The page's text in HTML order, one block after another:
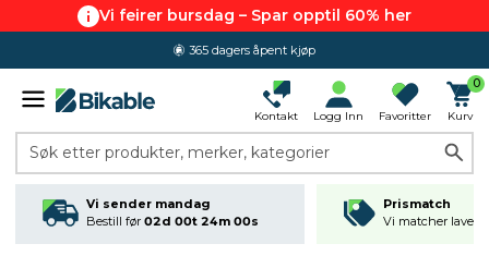
Vi feirer bursdag – Spar opptil 60% her
365 dagers åpent kjøp
Kontakt Logg Inn Favoritter
0
Kurv
Søk etter produkter, merker, kategorier
Vi sender mandag
Bestill før 02d 00t 23m 59s
Prismatch
Vi matcher